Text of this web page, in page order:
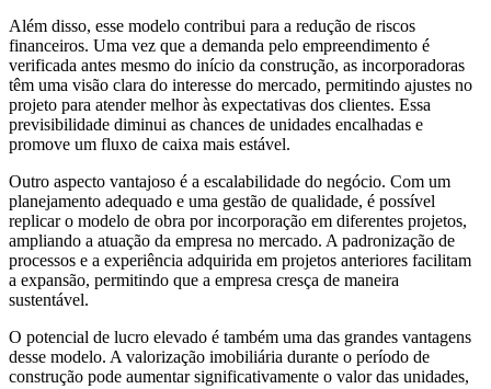
Além disso, esse modelo contribui para a redução de riscos
financeiros. Uma vez que a demanda pelo empreendimento é
verificada antes mesmo do início da construção, as incorporadoras
têm uma visão clara do interesse do mercado, permitindo ajustes no
projeto para atender melhor às expectativas dos clientes. Essa
previsibilidade diminui as chances de unidades encalhadas e
promove um fluxo de caixa mais estável.
Outro aspecto vantajoso é a escalabilidade do negócio. Com um
planejamento adequado e uma gestão de qualidade, é possível
replicar o modelo de obra por incorporação em diferentes projetos,
ampliando a atuação da empresa no mercado. A padronização de
processos e a experiência adquirida em projetos anteriores facilitam
a expansão, permitindo que a empresa cresça de maneira
sustentável.
O potencial de lucro elevado é também uma das grandes vantagens
desse modelo. A valorização imobiliária durante o período de
construção pode aumentar significativamente o valor das unidades,